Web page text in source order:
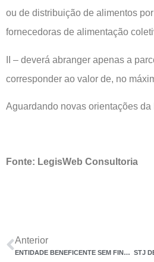
ou de distribuição de alimentos
fornecedoras de alimentação
II – deverá abranger apenas a
corresponder ao valor de, no
Aguardando novas orientações da
Fonte: LegisWeb Consultoria
Anterior
ENTIDADE BENEFICENTE SEM FINS LUCRATIVOS NÃO PODE USUFRUIR DE IMUNIDADES TRIBUTÁRIAS SEM APRESENTAÇÃO DO CERTIFICADO DE ENTIDADE BENEFICENTE